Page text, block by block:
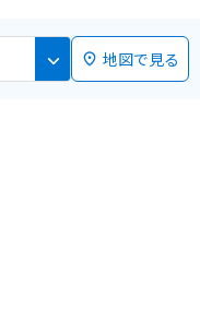
地図で見る